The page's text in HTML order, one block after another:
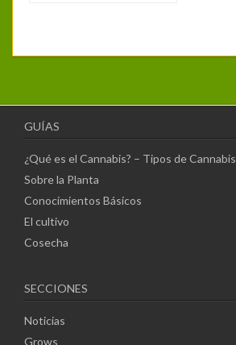
GUÍAS
¿Qué es el Cannabis? – Tipos de Cannabis
Sobre la Planta
Conocimientos Básicos
El cultivo
Cosecha
SECCIONES
Noticias
Grows